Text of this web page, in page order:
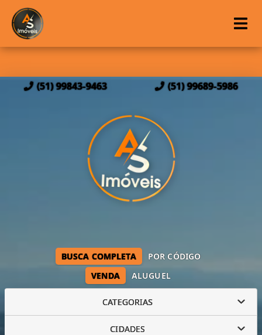
(51) 99843-9463 (51) 99689-5986
VENDA ALUGUEL
BUSCA COMPLETA POR CÓDIGO
CATEGORIAS
CIDADES